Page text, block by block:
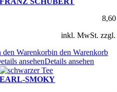
8,60
inkl. MwSt. zzgl.
den Warenkorbin den Warenkorb
ansehenDetails ansehen
EARL-SMOKY